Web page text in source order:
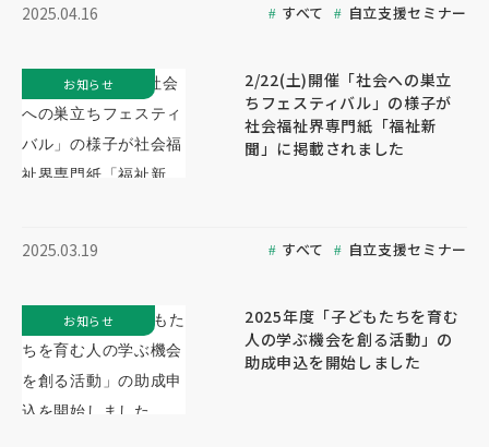
2025.04.16 すべて 自立支援セミナー
2/22(土)開催「社会への巣立
ちフェスティバル」の様子が
社会福祉界専門紙「福祉新
聞」に掲載されました
2025.03.19 すべて 自立支援セミナー
お知らせ
2025年度「子どもたちを育む
人の学ぶ機会を創る活動」の
助成申込を開始しました
お知らせ